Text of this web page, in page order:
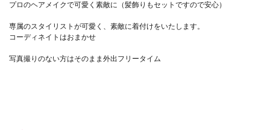
プロのヘアメイクで可愛く素敵に（髪飾りもセットですので安心）
専属のスタイリストが可愛く、素敵に着付けをいたします。
コーディネイトはおまかせ
写真撮りのない方はそのまま外出フリータイム